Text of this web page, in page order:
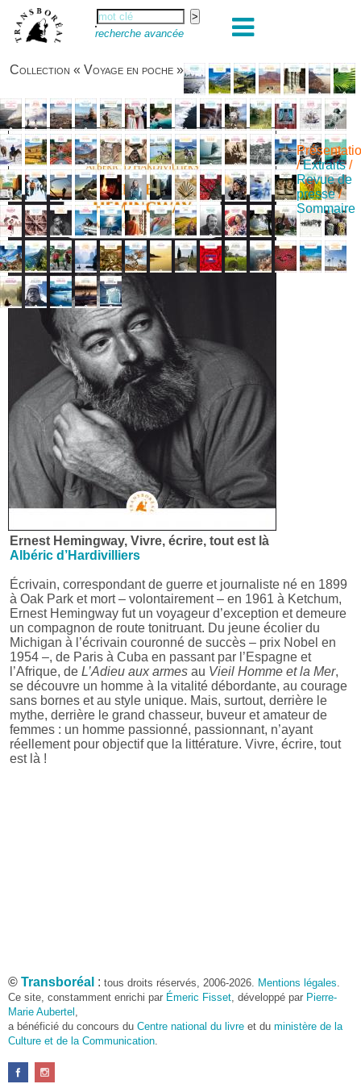
recherche avancée
Collection « Voyage en poche »
/Extraits/
Revue de
presse/
Sommaire
Ernest Hemingway, Vivre, écrire, tout est là
Albéric d’Hardivilliers
Écrivain, correspondant de guerre et journaliste né en 1899
à Oak Park et mort – volontairement – en 1961 à Ketchum,
Ernest Hemingway fut un voyageur d’exception et demeure
un compagnon de route tonitruant. Du jeune écolier du
Michigan à l’écrivain couronné de succès – prix Nobel en
1954 –, de Paris à Cuba en passant par l’Espagne et
l’Afrique, de L’Adieu aux armes au Vieil Homme et la Mer,
se découvre un homme à la vitalité débordante, au courage
sans bornes et au style unique. Mais, surtout, derrière le
mythe, derrière le grand chasseur, buveur et amateur de
femmes : un homme passionné, passionnant, n’ayant
réellement pour objectif que la littérature. Vivre, écrire, tout
est là !
© Transboréal : tous droits réservés, 2006-2026. Mentions légales.
Ce site, constamment enrichi par Émeric Fisset, développé par Pierre-
Marie Aubertel ,
a bénéficié du concours du Centre national du livre et du ministère de la
Culture et de la Communication.